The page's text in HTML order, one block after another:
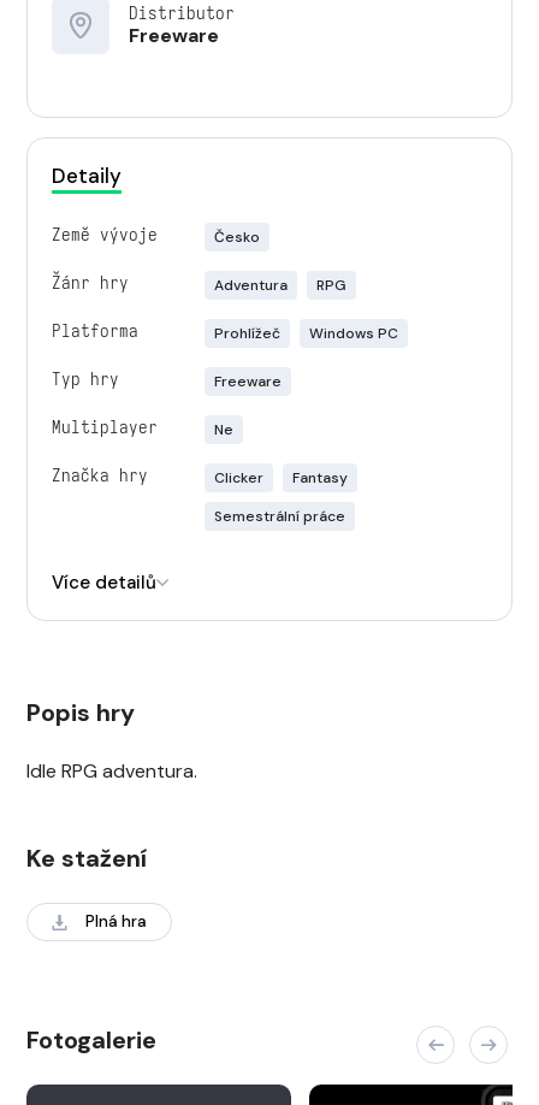
Distributor
Freeware
Detaily
Země vývoje Česko
Žánr hry Adventura RPG
Platforma Prohlížeč Windows PC
Typ hry Freeware
Multiplayer Ne
Značka hry Clicker
Fantasy
Semestrální práce
Více detailů
Popis hry
Idle RPG adventura.
Ke stažení
Plná hra
Fotogalerie